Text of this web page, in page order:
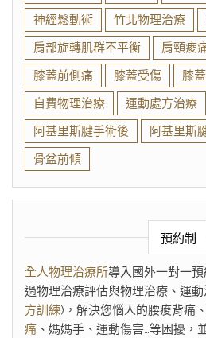
神經鬆動術 竹北物理治療
肩部旋轉肌群不平衡
肩頸痠
膝蓋前側痛
膝蓋受傷 膝
自費物理治療
運動處方治療
阿基里斯腱手術後
阿基里斯
骨盆前傾
預約制
全人物理治療所導入國外一對一
過物理治療評估與物理治療、運
方訓練)，解決您惱人的腰痠背痛
痛 、媽媽手、運動傷害…等困擾，